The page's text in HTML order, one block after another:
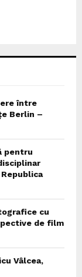
între
Berlin –
pentru
cu
de film
Vâlcea,